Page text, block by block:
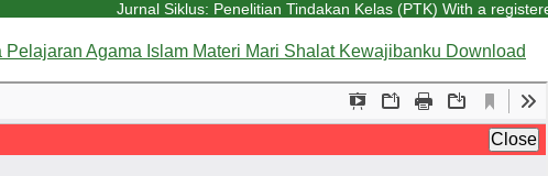
Jurnal Siklus: Penelitian Tindakan Kelas (PTK) With a
Agama Islam Materi Mari Shalat Kewajibanku Download